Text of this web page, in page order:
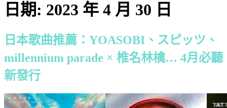
日期: 2023 年 4 月 30 日
日本歌曲推薦：YOASOBI、スピッツ、
millennium parade × 椎名林檎… 4月必聽
新發行